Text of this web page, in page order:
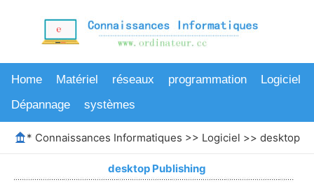
Home Matériel réseaux programmation
Logiciel
Dépannage
systèmes
* Connaissances Informatiques >> Logiciel >> desktop
desktop Publishing